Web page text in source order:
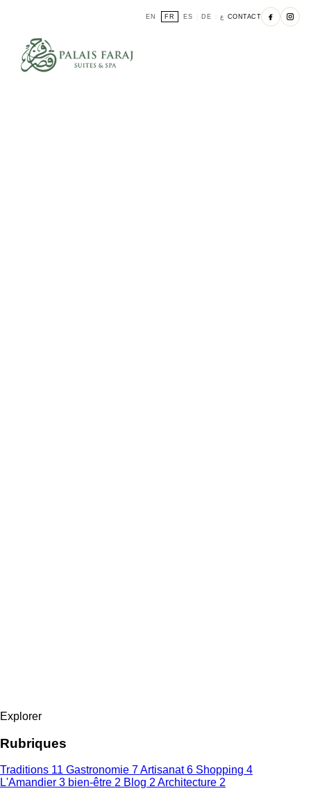
EN FR ES DE ع CONTACT
Explorer
Rubriques
Traditions 11 Gastronomie 7Artisanat6 Shopping 4
L'Amandier 3 bien-être 2 Blog 2Architecture 2